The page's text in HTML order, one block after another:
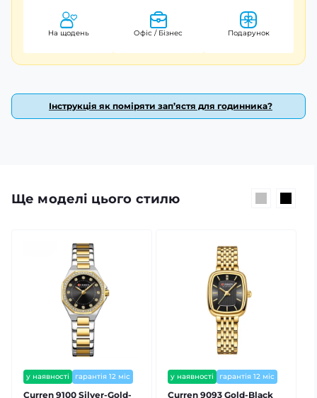
зап’ясті. Ширина ремінця становить 22 мм, а довжина -
25 см, що дозволяє регулювати його під ваші потреби.
Годинник Curren 8421 обладнаний кварцовим
механізмом із стрілочним циферблатом з індексами. Це
інформації. Особливо варто відзначити
водонепроникність до 30 м – ви можете не
Водонепроникність: до 30 м
Розміри: діаметр – 47 мм; товщина – 13 мм
Колір корпусу/ремінця: чорний
Годинники чоловічі завжди були символом статусу та
стилю. Годинник Curren 8421 стане чудовим вибором
для тих чоловіків, які цінують елегантність у кожній
деталі свого зовнішнього вигляду. Не втрачайте
можливість додати цей Годинник аксесуар до свого
На щодень Офіс / Бізнес Подарунок
Інструкція як поміряти зап’ястя для годинника?
Ще моделі цього стилю
у наявності гарантія 12 міс
Curren 9100 Silver-Gold-
у наявності гарантія 12 міс
Curren 9093 Gold-Black